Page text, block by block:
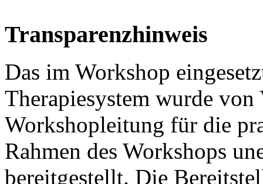
Transparenzhinweis
Das im Workshop
Therapiesystem wurde
Workshopleitung für die
Rahmen des Workshops
bereitgestellt. Die